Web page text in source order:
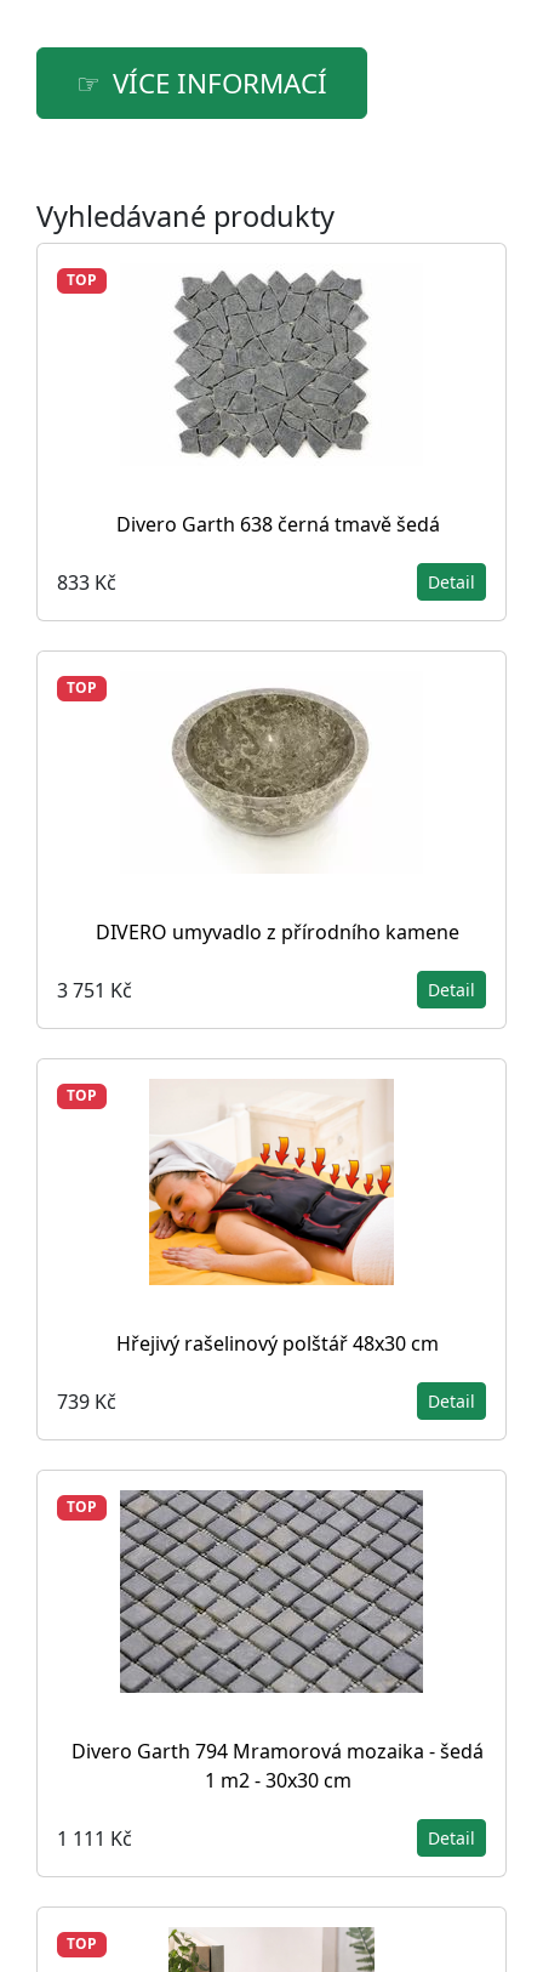
VÍCE INFORMACÍ
Vyhledávané produkty
TOP
Divero Garth 638 černá tmavě šedá
833 Kč Detail
TOP
DIVERO umyvadlo z přírodního kamene
3 751 Kč Detail
TOP
Hřejivý rašelinový polštář 48x30 cm
739 Kč Detail
TOP
Divero Garth 794 Mramorová mozaika - šedá
1 m2 - 30x30 cm
1 111 Kč Detail
TOP